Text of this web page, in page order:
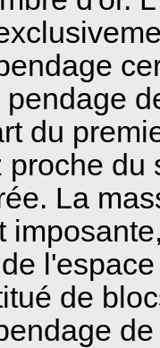
pendage
du
proche du
La
de